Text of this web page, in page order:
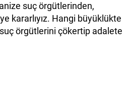
suç örgütlerinden,
kararlıyız. Hangi büyüklükte
örgütlerini çökertip adalete